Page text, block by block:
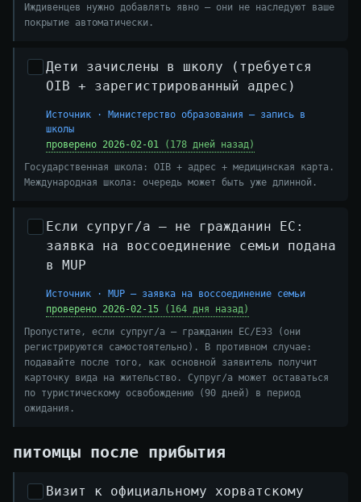
Иждивенцев нужно добавлять явно — они не наследуют ваше
покрытие автоматически.
Дети зачислены в школу (требуется
OIB + зарегистрированный адрес)
Источник · Министерство образования — запись в
школы
проверено 2026-02-01 (178 дней назад)
Государственная школа: OIB + адрес + медицинская карта.
Международная школа: очередь может быть уже длинной.
Если супруг/а — не гражданин ЕС:
заявка на воссоединение семьи подана
в MUP
Источник · MUP — заявка на воссоединение семьи
проверено 2026-02-15 (164 дня назад)
Пропустите, если супруг/а — гражданин ЕС/ЕЭЗ (они
регистрируются самостоятельно). В противном случае:
подавайте после того, как основной заявитель получит
карточку вида на жительство. Супруг/а может оставаться
по туристическому освобождению (90 дней) в период
ожидания.
питомцы после прибытия
Визит к официальному хорватскому